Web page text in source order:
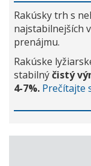
Rakúsky trh s
najstabilnejších
prenájmu.
Rakúske
stabilnýčistý
4-7%. Prečítajte